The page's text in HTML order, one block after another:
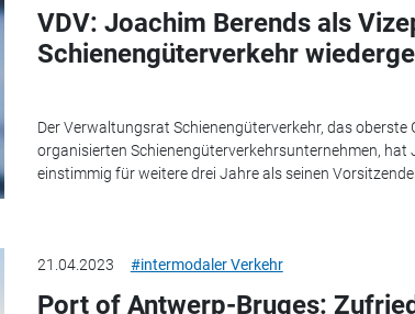
VDV: Joachim Berends als
Schienengüterverkehr
Der Verwaltungsrat Schienengüterverkehr, das oberste
organisierten Schienengüterverkehrsunternehmen, hat
einstimmig für weitere drei Jahre als seinen
21.04.2023 #intermodaler Verkehr
Port of Antwerp-Bruges: